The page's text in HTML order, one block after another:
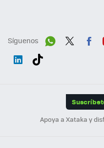
Síguenos
Apoya a Xataka y